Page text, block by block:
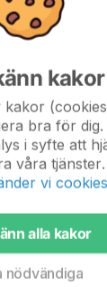
kakor
kakor
bra för dig.
i syfte att
våra tjänster.
vi cookies
alla kakor
nödvändiga